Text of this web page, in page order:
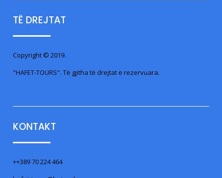
TË DREJTAT
Copyright © 2019.
"HAFET-TOURS". Të gjitha të drejtat e rezervuara.
KONTAKT
++389 70 224 464